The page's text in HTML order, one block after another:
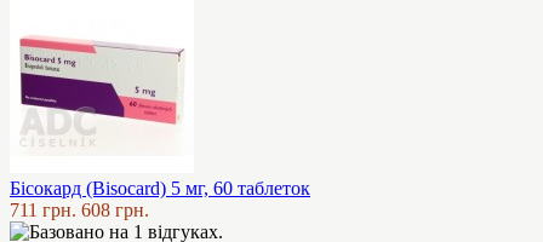
Бісокард (Bisocard) 5 мг, 60 таблеток
711 грн. 608 грн.